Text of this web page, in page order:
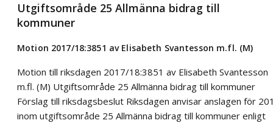
Utgiftsområde 25 Allmänna bidrag till
kommuner
Motion 2017/18:3851 av Elisabeth Svantesson m.fl. (M)
Motion till riksdagen 2017/18:3851 av Elisabeth Svantesson
m.fl. (M) Utgiftsområde 25 Allmänna bidrag till kommuner
Förslag till riksdagsbeslut Riksdagen anvisar anslagen för
inom utgiftsområde 25 Allmänna bidrag till kommuner enligt